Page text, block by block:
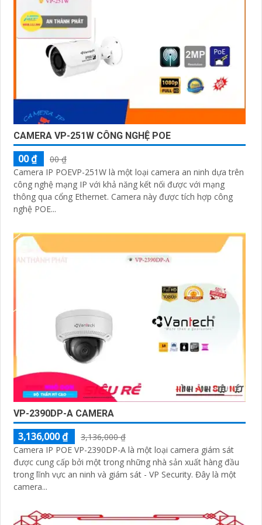
CAMERA VP-251W CÔNG NGHỆ POE
00 ₫
00 ₫
Camera IP POEVP-251W là một loại camera an ninh dựa trên
công nghệ mạng IP với khả năng kết nối được với mạng
thông qua cổng Ethernet. Camera này được tích hợp công
nghệ POE...
VP-2390DP-A CAMERA
3,136,000 ₫
3,136,000 ₫
Camera IP POE VP-2390DP-A là một loại camera giám sát
được cung cấp bởi một trong những nhà sản xuất hàng đầu
trong lĩnh vực an ninh và giám sát - VP Security. Đây là một
camera...